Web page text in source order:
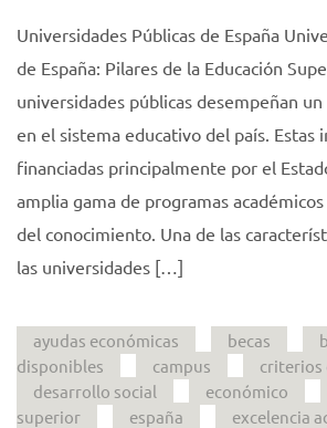
Universidades Públicas de España
de España: Pilares de la Educación
universidades públicas desempeñan
en el sistema educativo del país. Estas
financiadas principalmente por el
amplia gama de programas
del conocimiento. Una de las
las universidades […]
ayudas económicas becas
disponibles
campus
criterios
desarrollo social
económico
superior
españa
excelencia